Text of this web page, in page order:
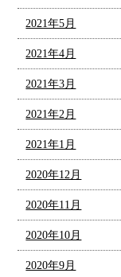
2021年5月
2021年4月
2021年3月
2021年2月
2021年1月
2020年12月
2020年11月
2020年10月
2020年9月